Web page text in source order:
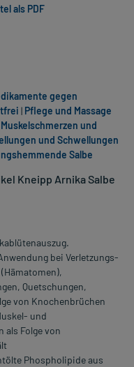
als PDF
Kneipp Arnika Salbe
bei Verletzungs-
Quetschungen,
von Knochenbrüchen
und
als Folge von
Phospholipide aus
gegen
| Pflege und Massage
und
und Schwellungen
Salbe